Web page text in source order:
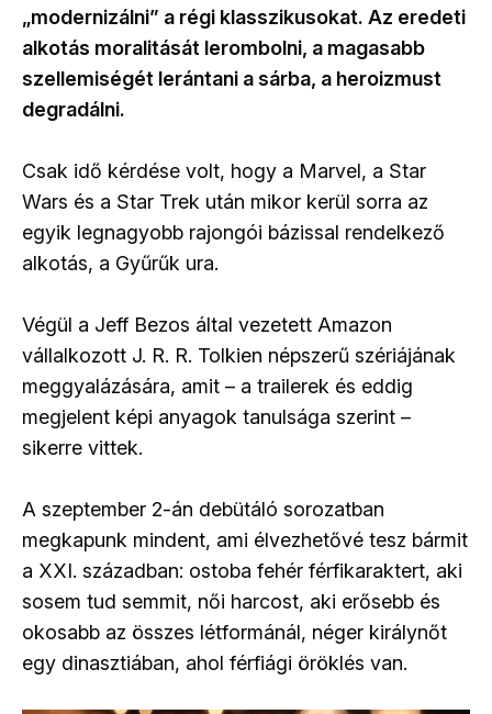
„modernizálni” a régi klasszikusokat. Az eredeti
alkotás moralitását lerombolni, a magasabb
szellemiségét lerántani a sárba, a heroizmust
degradálni.
Csak idő kérdése volt, hogy a Marvel, a Star
Wars és a Star Trek után mikor kerül sorra az
egyik legnagyobb rajongói bázissal rendelkező
alkotás, a Gyűrűk ura.
Végül a Jeff Bezos által vezetett Amazon
vállalkozott J. R. R. Tolkien népszerű szériájának
meggyalázására, amit – a trailerek és eddig
megjelent képi anyagok tanulsága szerint –
sikerre vittek.
A szeptember 2-án debütáló sorozatban
megkapunk mindent, ami élvezhetővé tesz bármit
a XXI. században: ostoba fehér férfikaraktert, aki
sosem tud semmit, női harcost, aki erősebb és
okosabb az összes létformánál, néger királynőt
egy dinasztiában, ahol férfiági öröklés van.